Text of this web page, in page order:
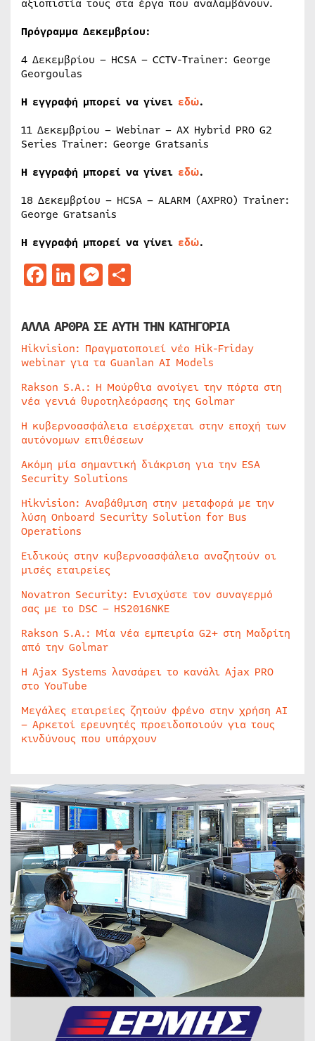
αξιοπιστία τους στα έργα που αναλαμβάνουν.
Πρόγραμμα Δεκεμβρίου:
4 Δεκεμβρίου – HCSA – CCTV-Trainer: George
Georgoulas
Η εγγραφή μπορεί να γίνει εδώ.
11 Δεκεμβρίου – Webinar – AX Hybrid PRO G2
Series Trainer: George Gratsanis
Η εγγραφή μπορεί να γίνει εδώ.
18 Δεκεμβρίου – HCSA – ALARM (AXPRO) Trainer:
George Gratsanis
Η εγγραφή μπορεί να γίνει εδώ.
Facebook
LinkedIn
Messenger
ΑΛΛΑ ΑΡΘΡΑ ΣΕ ΑΥΤΗ ΤΗΝ ΚΑΤΗΓΟΡΙΑ
Hikvision: Πραγματοποιεί νέο Hik-Friday
webinar για τα Guanlan AI Models
Rakson S.A.: Η Μούρθια ανοίγει την πόρτα στη
νέα γενιά θυροτηλεόρασης της Golmar
Η κυβερνοασφάλεια εισέρχεται στην εποχή των
αυτόνομων επιθέσεων
Ακόμη μία σημαντική διάκριση για την ESA
Security Solutions
Hikvision: Αναβάθμιση στην μεταφορά με την
λύση Onboard Security Solution for Bus
Operations
Ειδικούς στην κυβερνοασφάλεια αναζητούν οι
μισές εταιρείες
Novatron Security: Ενισχύστε τον συναγερμό
σας με το DSC – HS2016NKE
Rakson S.A.: Μία νέα εμπειρία G2+ στη Μαδρίτη
από την Golmar
Η Ajax Systems λανσάρει το κανάλι Ajax PRO
στο YouTube
Μεγάλες εταιρείες ζητούν φρένο στην χρήση AI
– Αρκετοί ερευνητές προειδοποιούν για τους
κινδύνους που υπάρχουν